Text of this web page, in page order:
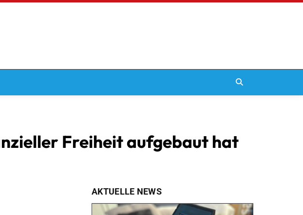
Freiheit aufgebaut hat
AKTUELLE NEWS